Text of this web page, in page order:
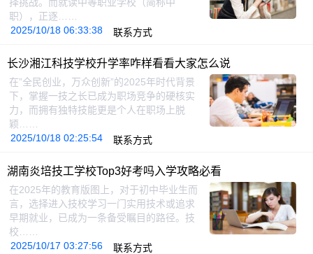
职），正逐……
2025/10/18 06:33:38
联系方式
长沙湘江科技学校升学率咋样看看大家怎么说
在”全民创业，万众创新”的2025年时代背景
下，掌握一技之长已成为职场竞争的硬核实
力，而拥有独特技能更是个人在职场上脱
颖……
2025/10/18 02:25:54
联系方式
湖南炎培技工学校Top3好考吗入学攻略必看
在2025年的教育版图上，对于初中毕业生而
言，选择进入技校学习一门实用技术或追求
早期就业，已成为一条备受瞩目的路径。技
校……
2025/10/17 03:27:56
联系方式